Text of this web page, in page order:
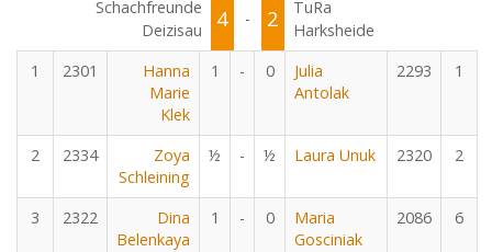
Schachfreunde
Deizisau
4 - 2
TuRa
Harksheide
1
2301
Hanna
Marie
Klek
1 - 0
Julia
Antolak
2293 1
2 2334
Zoya
Schleining
½ - ½ Laura Unuk 2320 2
3 2322
Dina
Belenkaya
1 - 0
Maria
Gosciniak
2086 6